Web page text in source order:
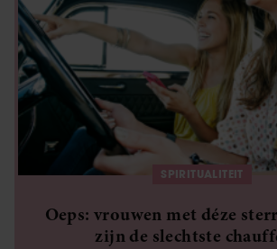
SPIRITUALITEIT
Oeps: vrouwen met déze
zijn de slechtste